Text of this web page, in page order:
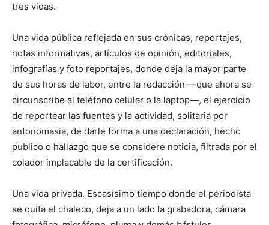
tres vidas.
Una vida pública reflejada en sus crónicas, reportajes,
notas informativas, artículos de opinión, editoriales,
infografías y foto reportajes, donde deja la mayor parte
de sus horas de labor, entre la redacción —que ahora se
circunscribe al teléfono celular o la laptop—, el ejercicio
de reportear las fuentes y la actividad, solitaria por
antonomasia, de darle forma a una declaración, hecho
publico o hallazgo que se considere noticia, filtrada por el
colador implacable de la certificación.
Una vida privada. Escasísimo tiempo donde el periodista
se quita el chaleco, deja a un lado la grabadora, cámara